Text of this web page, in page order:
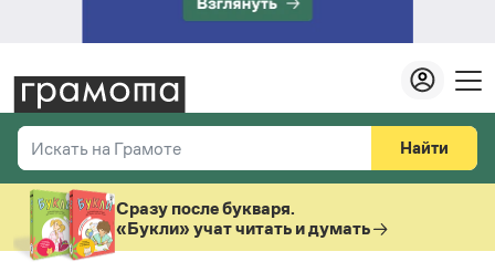
Искать на Грамоте
Справочная служба
Найти
Везде